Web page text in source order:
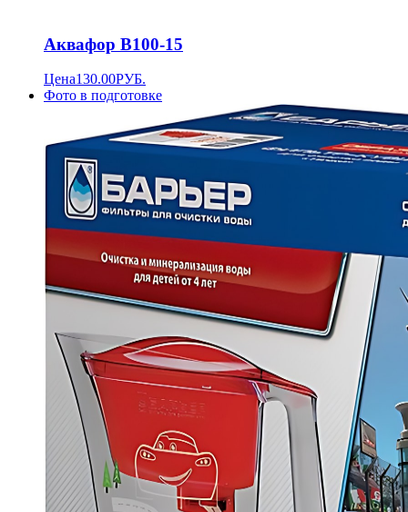
Аквафор B100-15
Цена130.00РУБ.
Фото в подготовке